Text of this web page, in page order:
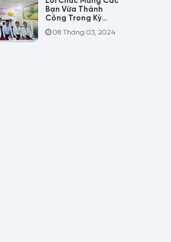
Bạn Vừa Thành
Công Trong Kỳ
Điều Dưỡng Chăm
08 Tháng 03, 2024